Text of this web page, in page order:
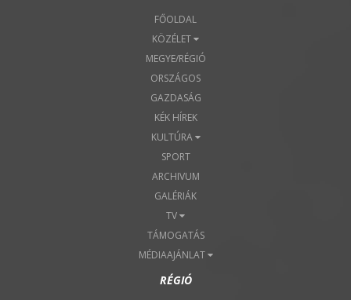
FŐOLDAL
KÖZÉLET
MEGYE/RÉGIÓ
ORSZÁGOS
GAZDASÁG
KÉK HÍREK
KULTÚRA
SPORT
ARCHIVUM
GALÉRIÁK
TV
TÁMOGATÁS
MÉDIAAJÁNLAT
RÉGIÓ